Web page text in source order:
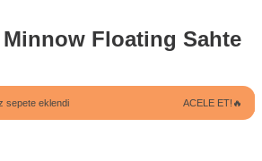
Floating Sahte
sepete eklendi ACELE ET!🔥